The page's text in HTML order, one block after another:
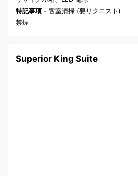
特記事項 - 客室清掃 (要リクエスト)
禁煙
Superior King Suite